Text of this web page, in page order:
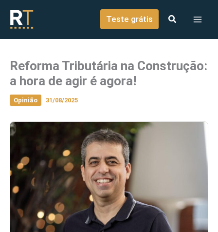
conteúdo
Teste grátis
Reforma Tributária na Construção:
a hora de agir é agora!
Opinião 31/08/2025